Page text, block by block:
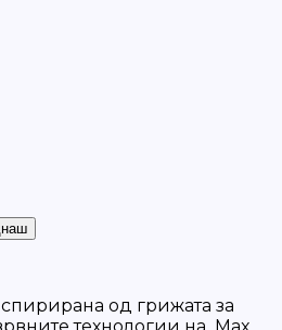
од грижата за